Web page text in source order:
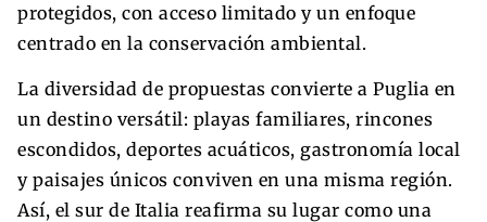
protegidos, con acceso limitado y un enfoque
centrado en la conservación ambiental.
La diversidad de propuestas convierte a Puglia en
un destino versátil: playas familiares, rincones
escondidos, deportes acuáticos, gastronomía local
y paisajes únicos conviven en una misma región.
Así, el sur de Italia reafirma su lugar como una